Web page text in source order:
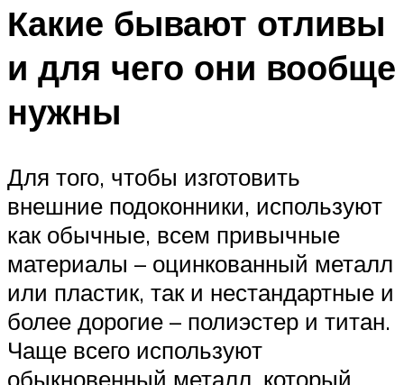
Какие бывают отливы
и для чего они вообще
нужны
Для того, чтобы изготовить
внешние подоконники, используют
как обычные, всем привычные
материалы – оцинкованный металл
или пластик, так и нестандартные и
более дорогие – полиэстер и титан.
Чаще всего используют
обыкновенный металл, который